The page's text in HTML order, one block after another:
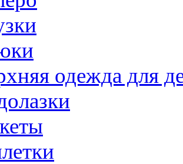
одежда для